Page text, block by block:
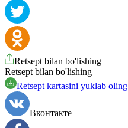
Retsept bilan bo'lishing
Retsept bilan bo'lishing
Retsept kartasini yuklab oling
Вконтакте